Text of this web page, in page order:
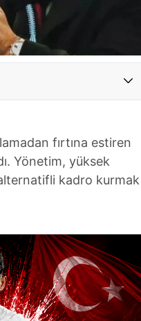
fırtına estiren
Yönetim, yüksek
alternatifli kadro kurmak